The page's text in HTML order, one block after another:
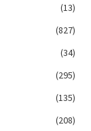
(13)
(827)
(34)
(295)
(135)
(208)